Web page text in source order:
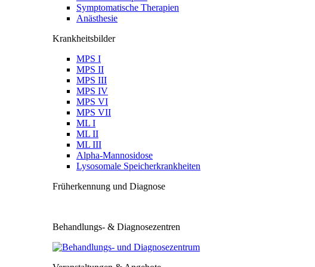
Symptomatische Therapien
Anästhesie
Krankheitsbilder
MPS I
MPS II
MPS III
MPS IV
MPS VI
MPS VII
ML I
ML II
ML III
Alpha-Mannosidose
Lysosomale Speicherkrankheiten
Früherkennung und Diagnose
Behandlungs- & Diagnosezentren